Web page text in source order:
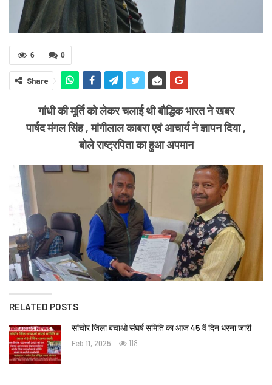
0
6
Share
गांधी की मूर्ति को लेकर चलाई थी बौद्धिक भारत ने खबर
पार्षद मंगल सिंह , मांगीलाल काबरा एवं आचार्य ने ज्ञापन दिया ,
बोले राष्ट्रपिता का हुआ अपमान
RELATED POSTS
सांचोर जिला बचाओ संघर्ष समिति का आज 45 वें दिन धरना जारी
Feb 11, 2025 118